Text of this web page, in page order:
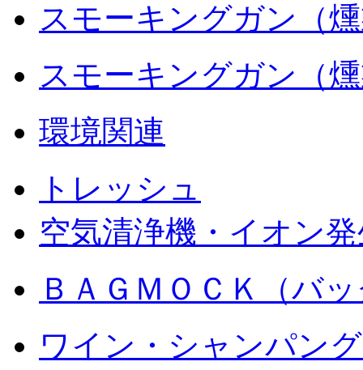
スモーキングガン（
スモーキングガン（
環境関連
トレッシュ
空気清浄機・イオン
ＢＡＧＭＯＣＫ（バ
ワイン・シャンパン